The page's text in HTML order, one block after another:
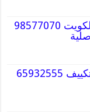
شركة سماعات سقف الكويت 98577070
قص خرسانه وفتح كور تكييف 65932555